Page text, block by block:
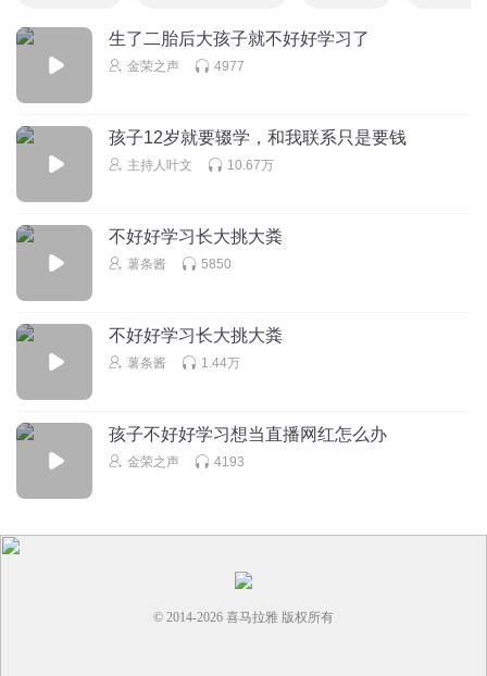
生了二胎后大孩子就不好好学习了
金荣之声 4977
孩子12岁就要辍学，和我联系只是要钱
主持人叶文 10.67万
不好好学习长大挑大粪
薯条酱 5850
不好好学习长大挑大粪
薯条酱 1.44万
孩子不好好学习想当直播网红怎么办
金荣之声 4193
© 2014-2026 喜马拉雅 版权所有